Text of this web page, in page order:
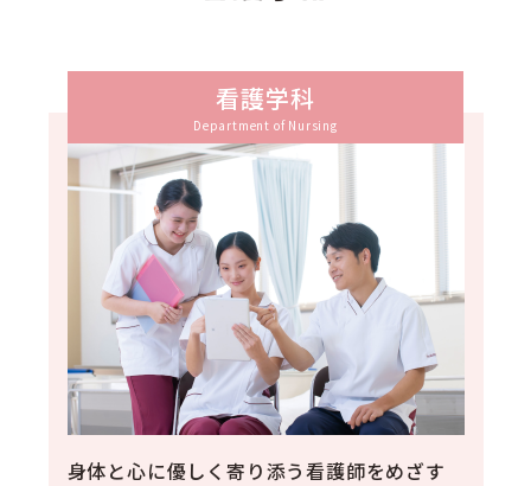
看護学科
Department of Nursing
身体と心に優しく寄り添う看護師をめざす